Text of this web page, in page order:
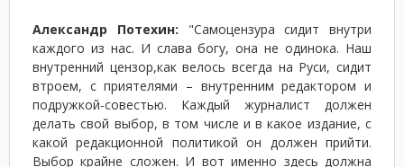
Александр Потехин: "Самоцензура сидит внутри
каждого из нас. И слава богу, она не одинока. Наш
внутренний цензор,как велось всегда на Руси, сидит
втроем, с приятелями – внутренним редактором и
подружкой-совестью. Каждый журналист должен
делать свой выбор, в том числе и в какое издание, с
какой редакционной политикой он должен прийти.
Выбор крайне сложен. И вот именно здесь должна